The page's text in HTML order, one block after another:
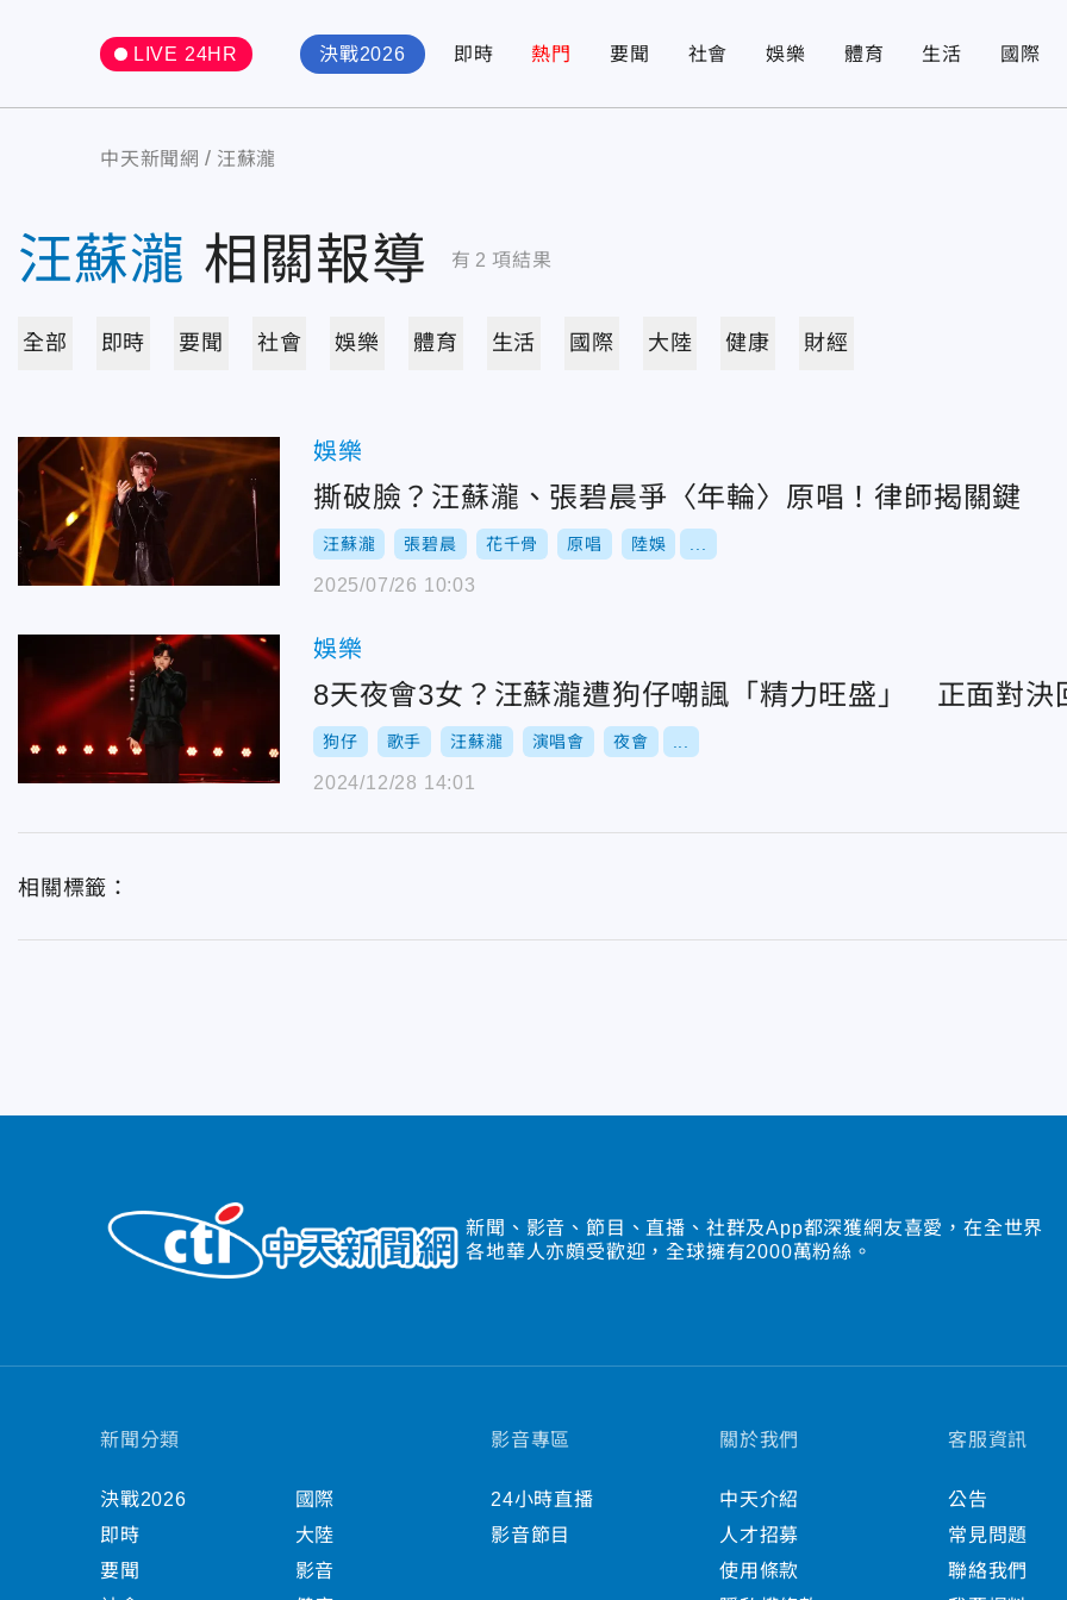
LIVE 24HR 決戰2026 即時 熱門 要聞 社會 娛樂 體育 生活 國際
中天新聞網 汪蘇瀧
汪蘇瀧 相關報導 有 2 項結果
全部 即時 要聞 社會 娛樂 體育 生活 國際 大陸 健康 財經
娛樂
撕破臉？汪蘇瀧、張碧晨爭〈年輪〉原唱！律師揭關鍵
汪蘇瀧 張碧晨 花千骨 原唱 陸娛
2025/07/26 10:03
娛樂
8天夜會3女？汪蘇瀧遭狗仔嘲諷「精力旺盛」 正面對決
狗仔 歌手 汪蘇瀧 演唱會 夜會
2024/12/28 14:01
相關標籤：
新聞、影音、節目、直播、社群及App都深獲網友喜愛，在全世界
各地華人亦頗受歡迎，全球擁有2000萬粉絲。
新聞分類
決戰2026
即時
要聞
國際
大陸
影音
影音專區
24小時直播
影音節目
關於我們
中天介紹
人才招募
使用條款
客服資訊
公告
常見問題
聯絡我們